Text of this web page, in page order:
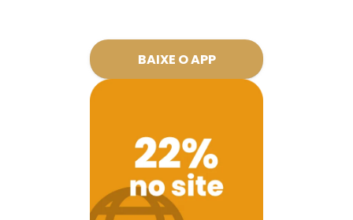
BAIXE O APP